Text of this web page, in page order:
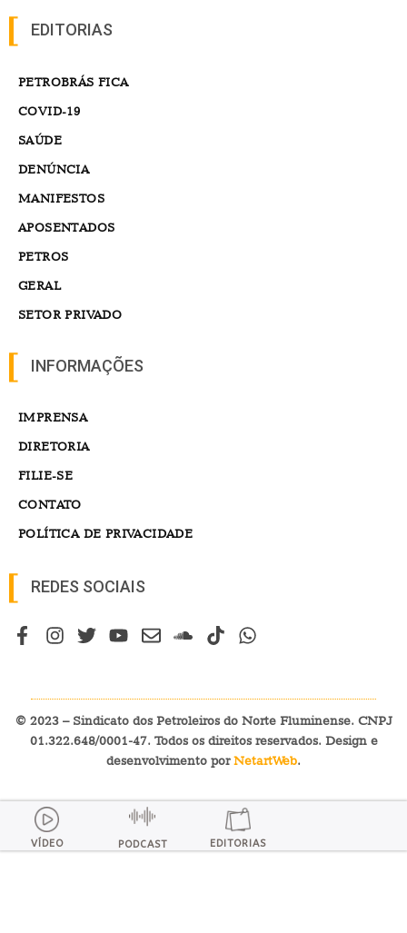
EDITORIAS
PETROBRÁS FICA
COVID-19
SAÚDE
DENÚNCIA
MANIFESTOS
APOSENTADOS
PETROS
GERAL
SETOR PRIVADO
INFORMAÇÕES
IMPRENSA
DIRETORIA
FILIE-SE
CONTATO
POLÍTICA DE PRIVACIDADE
REDES SOCIAIS
© 2023 – Sindicato dos Petroleiros do Norte Fluminense. CNPJ
01.322.648/0001-47. Todos os direitos reservados. Design e
desenvolvimento porNetartWeb.
VÍDEO PODCAST EDITORIAS